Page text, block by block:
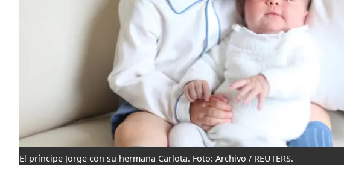
El príncipe Jorge con su hermana Carlota. Foto: Archivo / REUTERS.